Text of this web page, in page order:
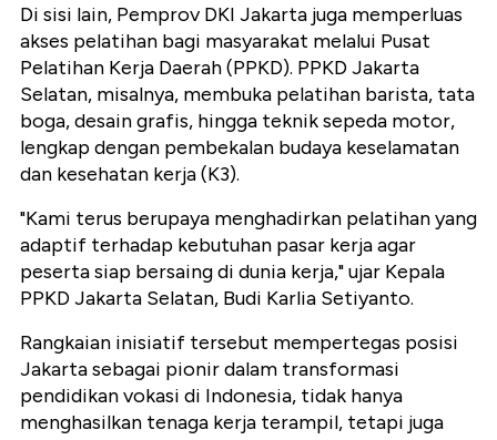
Di sisi lain, Pemprov DKI Jakarta juga memperluas
akses pelatihan bagi masyarakat melalui Pusat
Pelatihan Kerja Daerah (PPKD). PPKD Jakarta
Selatan, misalnya, membuka pelatihan barista, tata
boga, desain grafis, hingga teknik sepeda motor,
lengkap dengan pembekalan budaya keselamatan
dan kesehatan kerja (K3).
"Kami terus berupaya menghadirkan pelatihan yang
adaptif terhadap kebutuhan pasar kerja agar
peserta siap bersaing di dunia kerja," ujar Kepala
PPKD Jakarta Selatan, Budi Karlia Setiyanto.
Rangkaian inisiatif tersebut mempertegas posisi
Jakarta sebagai pionir dalam transformasi
pendidikan vokasi di Indonesia, tidak hanya
menghasilkan tenaga kerja terampil, tetapi juga